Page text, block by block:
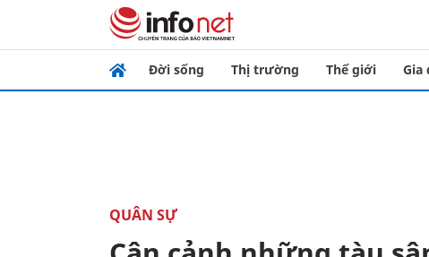
Đời sống Thị trường Thế giới Gia
QUÂN SỰ